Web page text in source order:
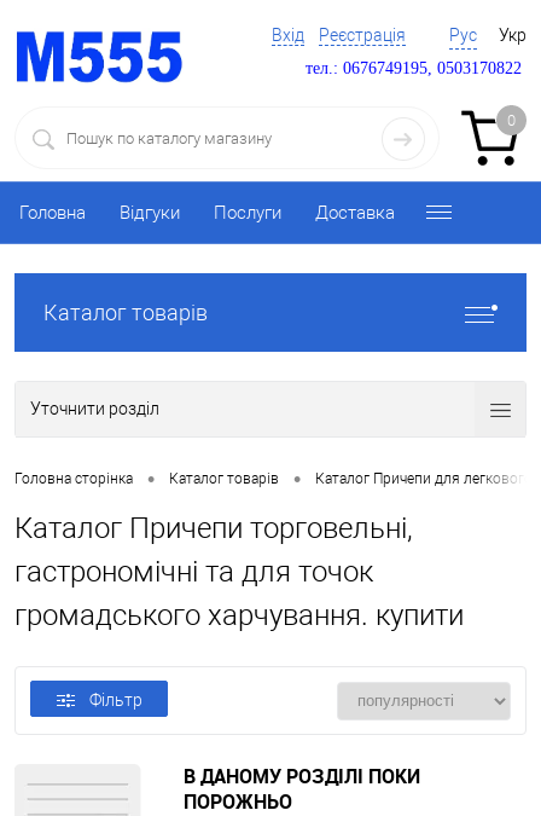
Вхід Реєстрація Рус Укр
тел.: 0676749195, 0503170822
0
Головна Відгуки Послуги Доставка
Каталог товарів
Уточнити розділ
Головна сторінка • Каталог товарів • Каталог Причепи для легкового
Каталог Причепи торговельні,
гастрономічні та для точок
громадського харчування. купити
Фільтр
В ДАНОМУ РОЗДІЛІ ПОКИ
ПОРОЖНЬО